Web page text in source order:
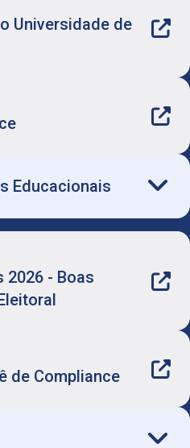
Universidade de
Educacionais
Educacionais
2026 - Boas
de Compliance